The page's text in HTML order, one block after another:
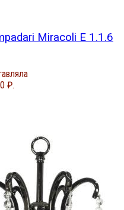
Miracoli E 1.1.6
₽.